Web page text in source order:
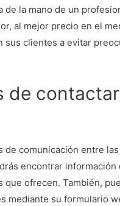
de la mano de un
al mejor precio en el
clientes a evitar
de
de comunicación entre
encontrar información
que ofrecen. También,
mediante su formulario